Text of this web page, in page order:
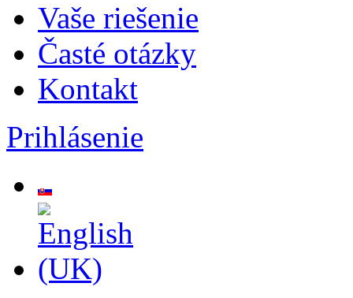
Vaše riešenie
Časté otázky
Kontakt
Prihlásenie